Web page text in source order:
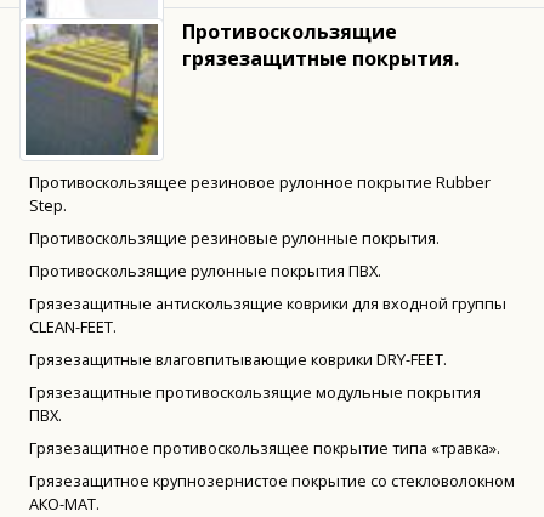
Противоскользящие
грязезащитные покрытия.
Противоскользящее резиновое рулонное покрытие Rubber
Step.
Противоскользящие резиновые рулонные покрытия.
Противоскользящие рулонные покрытия ПВХ.
Грязезащитные антискользящие коврики для входной группы
CLEAN-FEET.
Грязезащитные влаговпитывающие коврики DRY-FEET.
Грязезащитные противоскользящие модульные покрытия
ПВХ.
Грязезащитное противоскользящее покрытие типа «травка».
Грязезащитное крупнозернистое покрытие со стекловолокном
АКО-МАТ.